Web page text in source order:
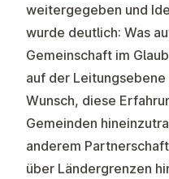
weitergegeben und
wurde deutlich: Was
Gemeinschaft im
auf der
Wunsch, diese
Gemeinden
anderem
über Ländergrenzen